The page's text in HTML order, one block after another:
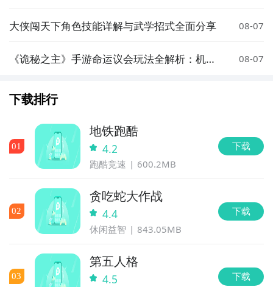
大侠闯天下角色技能详解与武学招式全面分享 08-07
《诡秘之主》手游命运议会玩法全解析：机
08-07
下载排行
01
地铁跑酷
4.2
跑酷竞速 600.2MB
下载
02
贪吃蛇大作战
4.4
休闲益智 843.05MB
下载
03
第五人格
4.5 下载